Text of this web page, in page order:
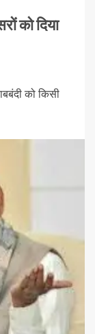
को दिया
को किसी